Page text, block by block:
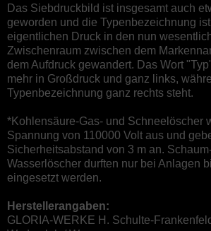
Das Siebdruckbild ist insgesamt auch
geworden und die Typenbezeichnung
eigentlichen Druck in den nun
Zwischenraum zwischen dem
dem Aufdruck gewandert. Das Wort
mehr in Großdruck und ganz links,
Typenbezeichnung ganz rechts steht.
*Kohlensäure-Gas- und Schneelöscher
Spannung von 110000 Volt aus und
Sicherheitsabstand von 3 m an.
Wasserlöscher durften nur bei Anlagen
eingesetzt werden.
Herstellerangaben:
GLORIA-WERKE H. Schulte-